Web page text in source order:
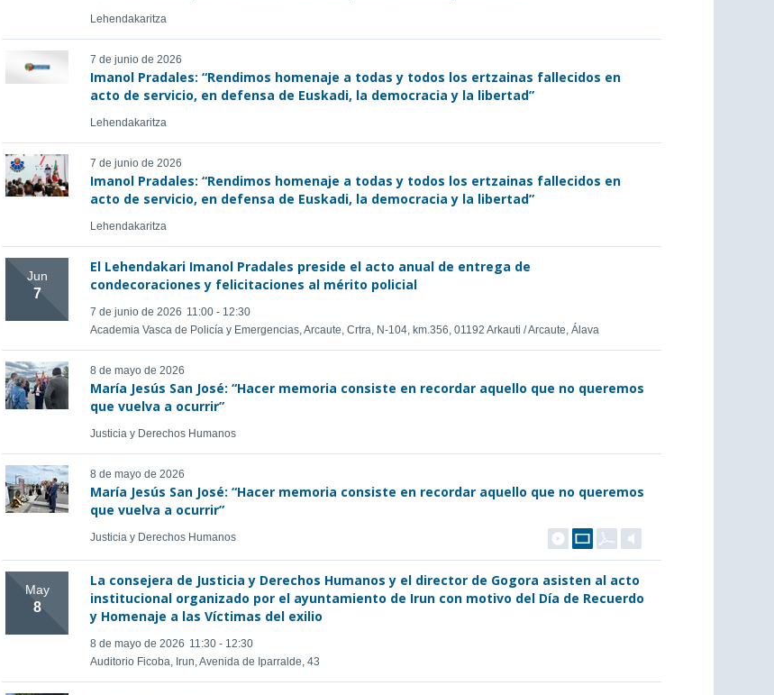
Lehendakaritza
7 de junio de 2026
Imanol Pradales: “Rendimos homenaje a todas y todos los ertzainas fallecidos en
acto de servicio, en defensa de Euskadi, la democracia y la libertad”
Lehendakaritza
7 de junio de 2026
Imanol Pradales: “Rendimos homenaje a todas y todos los ertzainas fallecidos en
acto de servicio, en defensa de Euskadi, la democracia y la libertad”
Lehendakaritza
Jun
7
El Lehendakari Imanol Pradales preside el acto anual de entrega de
condecoraciones y felicitaciones al mérito policial
7 de junio de 2026 11:00 - 12:30
Academia Vasca de Policía y Emergencias, Arcaute, Crtra, N-104, km.356, 01192 Arkauti / Arcaute, Álava
8 de mayo de 2026
María Jesús San José: “Hacer memoria consiste en recordar aquello que no queremos
que vuelva a ocurrir”
Justicia y Derechos Humanos
8 de mayo de 2026
María Jesús San José: “Hacer memoria consiste en recordar aquello que no queremos
que vuelva a ocurrir”
Justicia y Derechos Humanos
May
8
La consejera de Justicia y Derechos Humanos y el director de Gogora asisten al acto
institucional organizado por el ayuntamiento de Irun con motivo del Día de Recuerdo
y Homenaje a las Víctimas del exilio
8 de mayo de 2026 11:30 - 12:30
Auditorio Ficoba, Irun, Avenida de Iparralde, 43